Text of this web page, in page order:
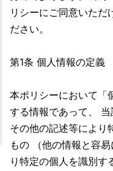
リシーにご同意いただ
ださい。
第1条 個人情報の定義
本ポリシーにおいて「
する情報であって、
その他の記述等により
もの （他の情報と容
り特定の個人を識別す